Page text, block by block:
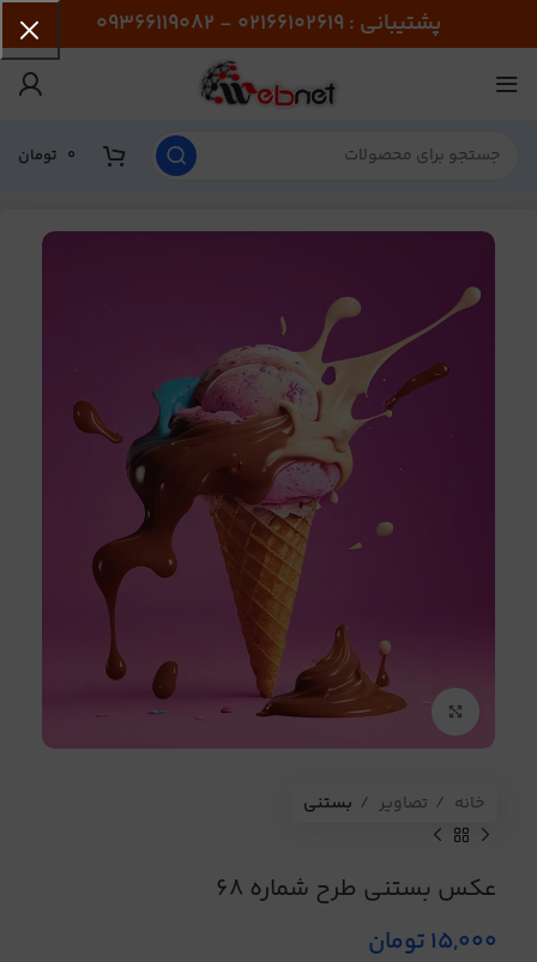
پشتیبانی : 02166102619 - 09366119082
0 تومان
برای بزرگنمایی کلیک کنید
خانه تصاویر بستنی
عکس بستنی طرح شماره 68
15,000تومان